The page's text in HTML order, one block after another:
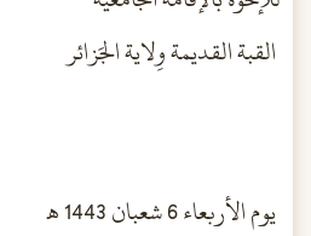
القبة القديمة وِلاية الجَزائر
يوم الأربعاء 6 شعبان 1443 هـ